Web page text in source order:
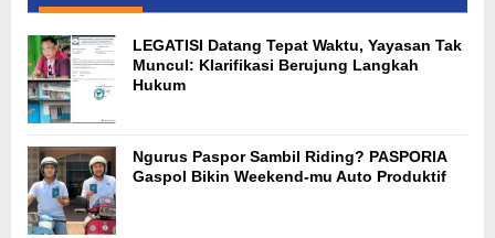
LEGATISI Datang Tepat Waktu, Yayasan Tak
Muncul: Klarifikasi Berujung Langkah
Hukum
Ngurus Paspor Sambil Riding? PASPORIA
Gaspol Bikin Weekend-mu Auto Produktif